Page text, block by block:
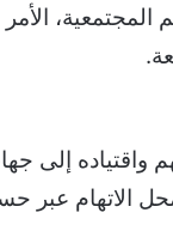
الأمر
واقتياده إلى
الاتهام عبر